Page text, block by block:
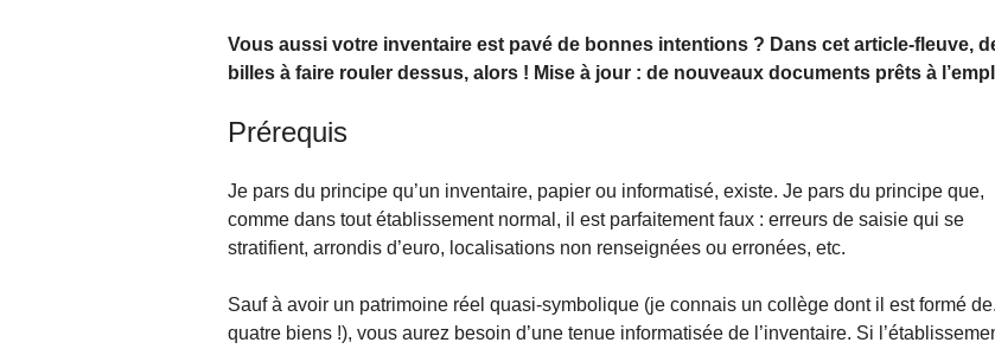
Vous aussi votre inventaire est pavé de bonnes intentions ? Dans cet article-fleuve,
billes à faire rouler dessus, alors ! Mise à jour : de nouveaux documents prêts à
Prérequis
Je pars du principe qu’un inventaire, papier ou informatisé, existe. Je pars du principe que,
comme dans tout établissement normal, il est parfaitement faux : erreurs de saisie qui se
stratifient, arrondis d’euro, localisations non renseignées ou erronées, etc.
Sauf à avoir un patrimoine réel quasi-symbolique (je connais un collège dont il est formé
quatre biens !), vous aurez besoin d’une tenue informatisée de l’inventaire. Si